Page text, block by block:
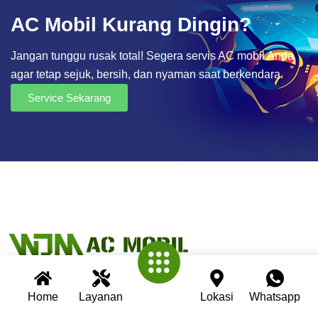
Home Layanan Lokasi Whatsapp
AC Mobil Kurang Dingin?
Jangan tunggu rusak total! Segera servis AC mobil Anda
agar tetap sejuk, bersih, dan nyaman saat berkendara.
Service Sekarang
Wijaya AC Mobil adalah bengkel spesialis AC mobil yang